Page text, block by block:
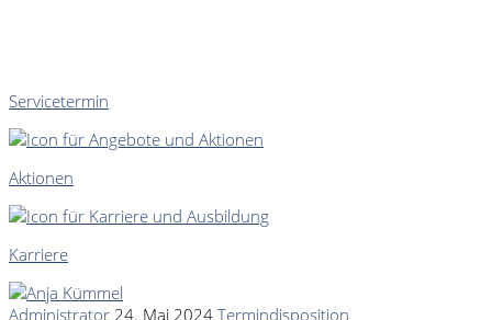
Servicetermin
Aktionen
Karriere
Administrator 24. Mai 2024 Termindisposition